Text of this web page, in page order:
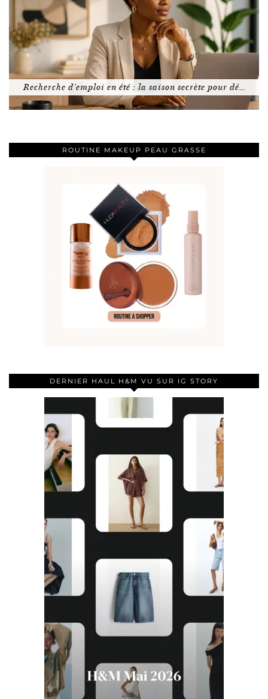
Recherche d’emploi en été : la saison secrète pour dé…
ROUTINE MAKEUP PEAU GRASSE
DERNIER HAUL H&M VU SUR IG STORY